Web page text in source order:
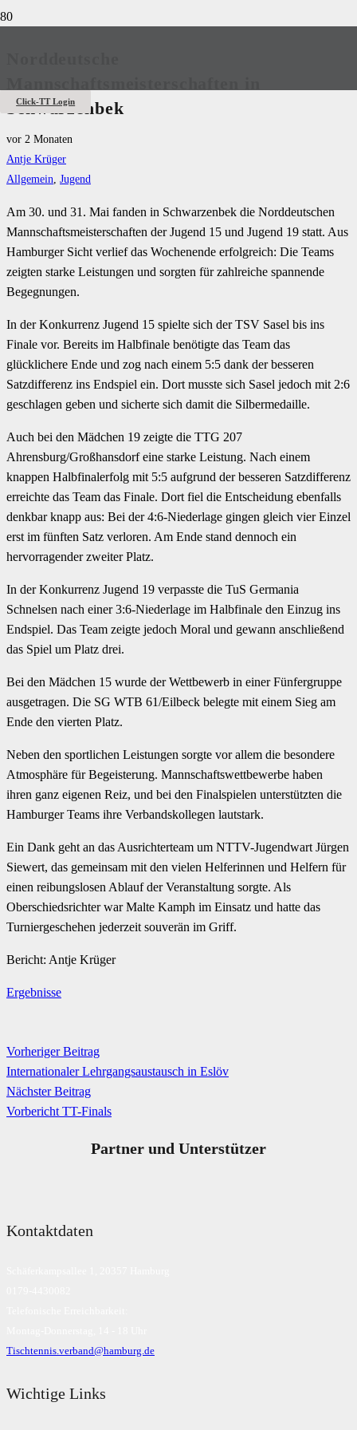
Click-TT Login
Schwarzenbek
vor 2 Monaten
Antje Krüger
Allgemein Jugend
Am 30. und 31. Mai fanden in Schwarzenbek die Norddeutschen
Mannschaftsmeisterschaften der Jugend 15 und Jugend 19 statt. Aus
Hamburger Sicht verlief das Wochenende erfolgreich: Die Teams
zeigten starke Leistungen und sorgten für zahlreiche spannende
Begegnungen.
In der Konkurrenz Jugend 15 spielte sich der TSV Sasel bis ins
Finale vor. Bereits im Halbfinale benötigte das Team das
glücklichere Ende und zog nach einem 5:5 dank der besseren
Satzdifferenz ins Endspiel ein. Dort musste sich Sasel jedoch mit 2:6
geschlagen geben und sicherte sich damit die Silbermedaille.
Auch bei den Mädchen 19 zeigte die TTG 207
Ahrensburg/Großhansdorf eine starke Leistung. Nach einem
knappen Halbfinalerfolg mit 5:5 aufgrund der besseren Satzdifferenz
erreichte das Team das Finale. Dort fiel die Entscheidung ebenfalls
denkbar knapp aus: Bei der 4:6-Niederlage gingen gleich vier Einzel
erst im fünften Satz verloren. Am Ende stand dennoch ein
hervorragender zweiter Platz.
In der Konkurrenz Jugend 19 verpasste die TuS Germania
Schnelsen nach einer 3:6-Niederlage im Halbfinale den Einzug ins
Endspiel. Das Team zeigte jedoch Moral und gewann anschließend
das Spiel um Platz drei.
Bei den Mädchen 15 wurde der Wettbewerb in einer Fünfergruppe
ausgetragen. Die SG WTB 61/Eilbeck belegte mit einem Sieg am
Ende den vierten Platz.
Neben den sportlichen Leistungen sorgte vor allem die besondere
Atmosphäre für Begeisterung. Mannschaftswettbewerbe haben
ihren ganz eigenen Reiz, und bei den Finalspielen unterstützten die
Hamburger Teams ihre Verbandskollegen lautstark.
Ein Dank geht an das Ausrichterteam um NTTV-Jugendwart Jürgen
Siewert, das gemeinsam mit den vielen Helferinnen und Helfern für
einen reibungslosen Ablauf der Veranstaltung sorgte. Als
Oberschiedsrichter war Malte Kamph im Einsatz und hatte das
Turniergeschehen jederzeit souverän im Griff.
Bericht: Antje Krüger
Ergebnisse
Vorheriger Beitrag
Internationaler Lehrgangsaustausch in Eslöv
Nächster Beitrag
Vorbericht TT-Finals
Partner und Unterstützer
Kontaktdaten
Tischtennis.verband@hamburg.de
Wichtige Links